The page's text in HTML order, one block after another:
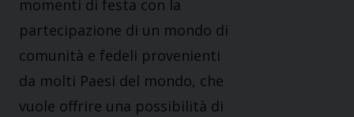
momenti di festa con la
partecipazione di un mondo di
comunità e fedeli provenienti
da molti Paesi del mondo, che
vuole offrire una possibilità di